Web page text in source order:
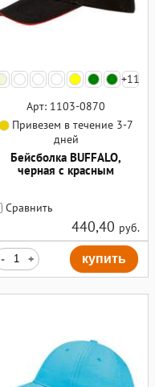
+11
Арт: 1103-0870
Привезем в течение 3-7
дней
Бейсболка BUFFALO,
черная с красным
Сравнить
440,40 руб.
- + купить